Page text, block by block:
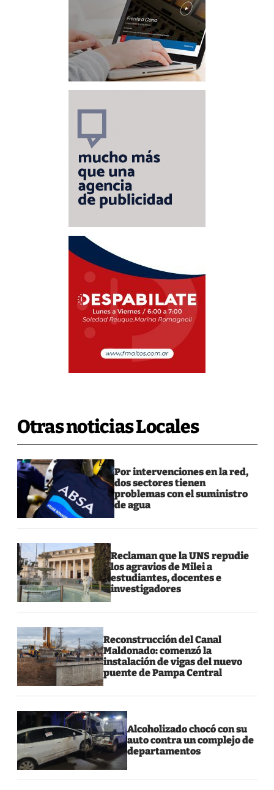
Otras noticias Locales
Por intervenciones en la red,
dos sectores tienen
problemas con el suministro
de agua
Reclaman que la UNS repudie
los agravios de Milei a
estudiantes, docentes e
investigadores
Reconstrucción del Canal
Maldonado: comenzó la
instalación de vigas del nuevo
puente de Pampa Central
Alcoholizado chocó con su
auto contra un complejo de
departamentos